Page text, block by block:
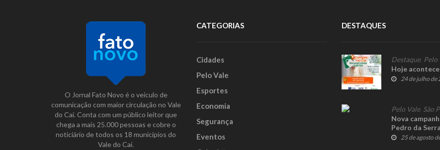
O Jornal Fato Novo é o veículo de
comunicação com maior circulação no Vale
do Caí. Conta com um público leitor que
chega a mais 25.000 pessoas e cobre o
noticiário de todos os 18 municípios do
Vale do Caí.
CATEGORIAS
Cidades
Pelo Vale
Esportes
Economia
Segurança
Eventos
DESTAQUES
Destaque, Pelo
Hoje
24 de julho de
Pelo Vale, São
Nova
Pedro da Serra
25 de agosto